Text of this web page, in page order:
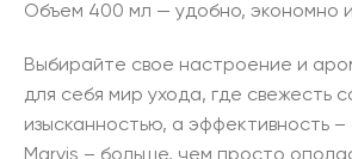
Объем 400 мл — удобно, экономно
Выбирайте свое настроение и
для себя мир ухода, где свежесть
изысканностью, а эффективность –